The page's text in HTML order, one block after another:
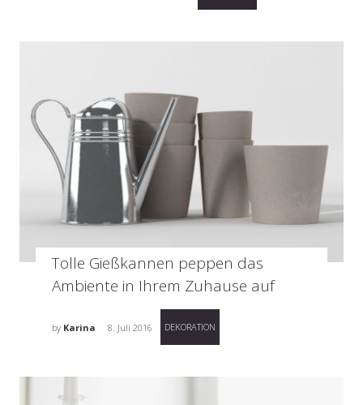
Tolle Gießkannen peppen das
Ambiente in Ihrem Zuhause auf
by Karina 8. Juli 2016 DEKORATION